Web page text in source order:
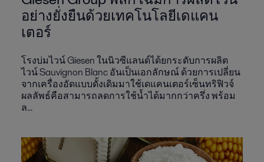
อย่างยั่งยืนด้วยเทคโนโลยีเดแคน
เตอร์
โรงบ่มไวน์ Giesen ในนิวซีแลนด์ได้ยกระดับการผลิต
ไวน์ Sauvignon Blanc อันเป็นเอกลักษณ์ ด้วยการเปลี่ยน
จากเครื่องอัดแบบดั้งเดิมมาใช้เดแคนเตอร์เซ็นทริฟิวจ์
ผลลัพธ์คือสามารถลดการใช้น้ำได้มากกว่าครึ่ง พร้อม
ล...